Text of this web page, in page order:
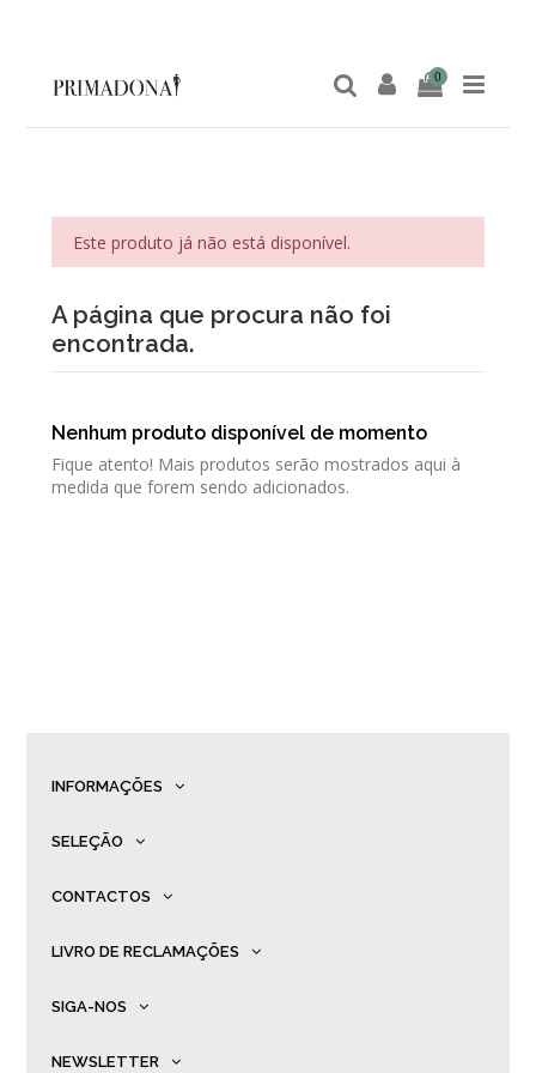
0
Este produto já não está disponível.
A página que procura não foi
encontrada.
Nenhum produto disponível de momento
Fique atento! Mais produtos serão mostrados aqui à
medida que forem sendo adicionados.
INFORMAÇÕES
SELEÇÃO
CONTACTOS
LIVRO DE RECLAMAÇÕES
SIGA-NOS
NEWSLETTER